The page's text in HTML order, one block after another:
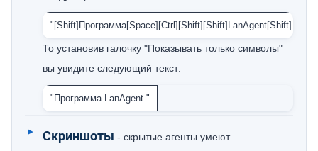
"[Shift]Программа[Space][Ctrl][Shift][Shift]LanAgent[Shift]."
То установив галочку "Показывать только символы"
вы увидите следующий текст:
"Программа LanAgent."
Скриншоты - скрытые агенты умеют